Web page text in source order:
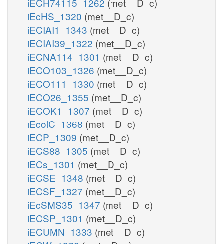
iEcHS_1320 (met__D_c)
iECIAI1_1343 (met__D_c)
iECIAI39_1322 (met__D_c)
iECNA114_1301 (met__D_c)
iECO103_1326 (met__D_c)
iECO111_1330 (met__D_c)
iECO26_1355 (met__D_c)
iECOK1_1307 (met__D_c)
iEcolC_1368 (met__D_c)
iECP_1309 (met__D_c)
iECS88_1305 (met__D_c)
iECs_1301 (met__D_c)
iECSE_1348 (met__D_c)
iECSF_1327 (met__D_c)
iEcSMS35_1347 (met__D_c)
iECSP_1301 (met__D_c)
iECUMN_1333 (met__D_c)